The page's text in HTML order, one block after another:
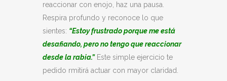
reaccionar con enojo, haz una pausa.
Respira profundo y reconoce lo que
sientes: “Estoy frustrado porque me está
desafiando, pero no tengo que reaccionar
desde la rabia.”Este simple ejercicio te
pedido rmitirá actuar con mayor claridad.